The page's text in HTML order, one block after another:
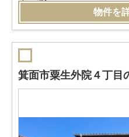
物件を
箕面市粟生外院４丁目